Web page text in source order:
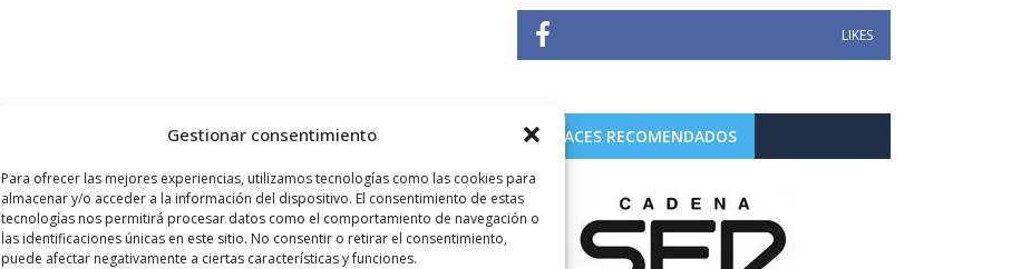
Gestionar consentimiento
Para ofrecer las mejores experiencias, utilizamos tecnologías como las cookies para
almacenar y/o acceder a la información del dispositivo. El consentimiento de estas
tecnologías nos permitirá procesar datos como el comportamiento de navegación o
las identificaciones únicas en este sitio. No consentir o retirar el consentimiento,
puede afectar negativamente a ciertas características y funciones.
LIKES
ENLACES RECOMENDADOS